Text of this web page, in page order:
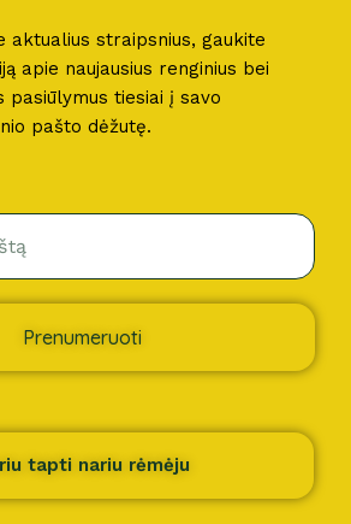
aktualius straipsnius, gaukite
apie naujausius renginius bei
pasiūlymus tiesiai į savo
pašto dėžutę.
Prenumeruoti
tapti nariu rėmėju